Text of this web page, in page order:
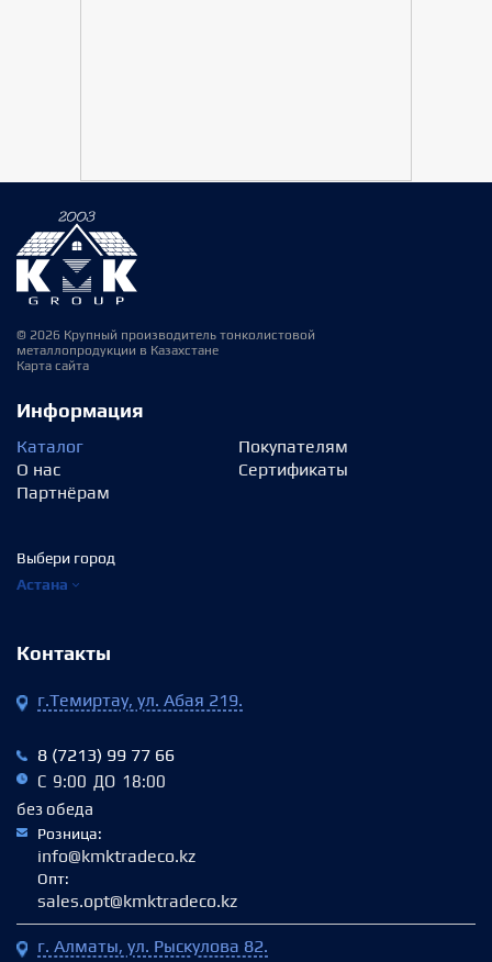
© 2026 Крупный производитель тонколистовой
металлопродукции в Казахстане
Карта сайта
Информация
Каталог
О нас
Партнёрам
Покупателям
Сертификаты
Выбери город
Астана
Контакты
г.Темиртау, ул. Абая 219.
8 (7213) 99 77 66
С 9:00 ДО 18:00
без обеда
Розница:
info@kmktradeco.kz
Опт:
sales.opt@kmktradeco.kz
г. Алматы, ул. Рыскулова 82.